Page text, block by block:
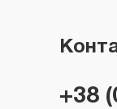
+38